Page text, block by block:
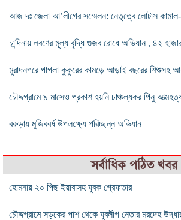
আজ দঃ জেলা আ’লীগের সম্মেলন: নেতৃত্বে লোটাস
চান্দিনায় লবণের মূল্য বৃদ্ধি গুজব রোধে অভিযান , ৪২ হাজার
মুরাদনগরে পাগলা কুকুরের কামড়ে আড়াই বছরের শিশুসহ
চৌদ্দগ্রামে ৯ মাসেও প্রকাশ হয়নি চাঞ্চল্যকর পিনু
বরুড়ায় মুজিববর্ষ উপলক্ষ্যে পরিচ্ছন্ন অভিযান
সর্বাধিক পঠিত খবর
হোমনায় ২০ পিছ ইয়াবাসহ যুবক গ্রেফতার
চৌদ্দগ্রামে সড়কের পাশ থেকে যুবলীগ নেতার মরদেহ